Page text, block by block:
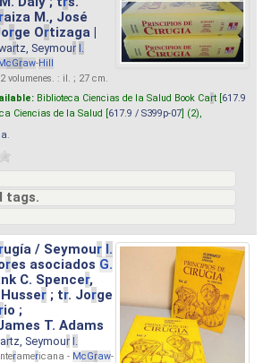
raiza M., José
rge Ortizaga |
rtz, Seymour I.
cGraw-Hill
volumenes. : il. ; 27 cm.
Biblioteca Ciencias de la Salud Book Cart [ 617.9
Ciencias de la Salud [ 617.9 / S399p-07 ] (2),
tags.
rugía / Seymour I.
res asociados G.
C. Spencer,
r ; tr. Jorge
rio ;
T. Adams
rtz, Seymour I.
ramericana - McGraw-